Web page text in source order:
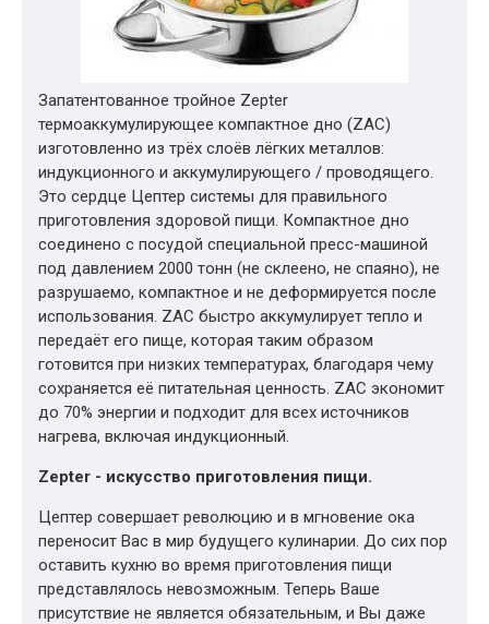
Запатентованное тройное Zepter
термоаккумулирующее компактное дно (ZAC)
изготовленно из трёх слоёв лёгких металлов:
индукционного и аккумулирующего / проводящего.
Это сердце Цептер системы для правильного
приготовления здоровой пищи. Компактное дно
соединено с посудой специальной пресс-машиной
под давлением 2000 тонн (не склеено, не спаяно), не
разрушаемо, компактное и не деформируется после
использования. ZAC быстро аккумулирует тепло и
передаёт его пище, которая таким образом
готовится при низких температурах, благодаря чему
сохраняется её питательная ценность. ZAC экономит
до 70% энергии и подходит для всех источников
нагрева, включая индукционный.
Zepter - искусство приготовления пищи.
Цептер совершает революцию и в мгновение ока
переносит Вас в мир будущего кулинарии. До сих пор
оставить кухню во время приготовления пищи
представлялось невозможным. Теперь Ваше
присутствие не является обязательным, и Вы даже